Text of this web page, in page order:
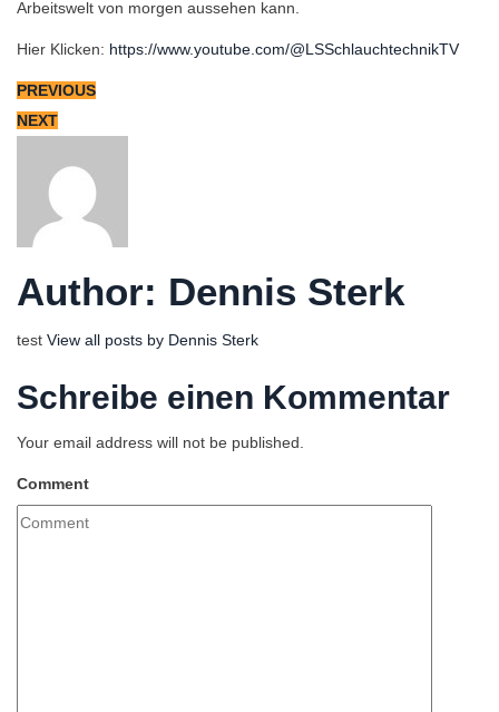
Arbeitswelt von morgen aussehen kann.
Hier Klicken: https://www.youtube.com/@LSSchlauchtechnikTV
PREVIOUS
NEXT
Author: Dennis Sterk
test View all posts by Dennis Sterk
Schreibe einen Kommentar
Your email address will not be published.
Comment